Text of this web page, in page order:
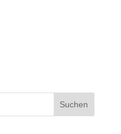
Suchen